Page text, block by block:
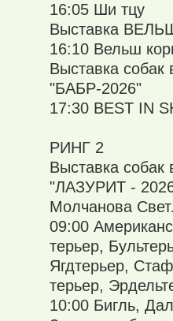
16:05 Ши тцу
Выставка
16:10 Вельш
Выставка собак
"БАБР-2026"
17:30 BEST IN
РИНГ 2
Выставка собак
"ЛАЗУРИТ -
Молчанова
09:00
терьер,
Ягдтерьер,
терьер,
10:00 Бигль,